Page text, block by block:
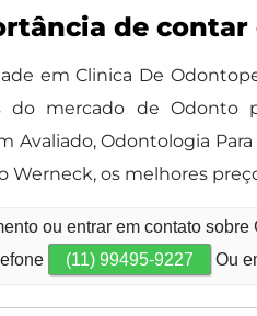
de
em Clinica De
do mercado de Odonto
Avaliado, Odontologia
Werneck, os melhores
ou entrar em contato
(11) 99495-9227 Ou